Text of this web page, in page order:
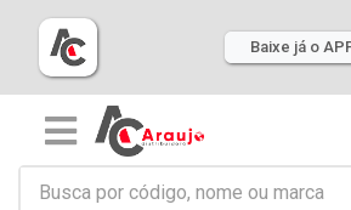
Baixe já o